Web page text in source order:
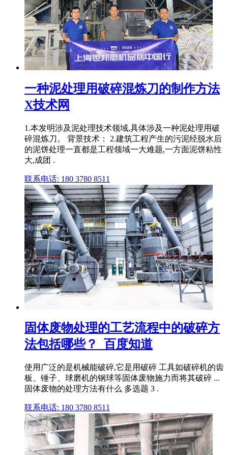
一种泥处理用破碎混炼刀的制作方法
X技术网
1.本发明涉及泥处理技术领域,具体涉及一种泥处理用破
碎混炼刀。 背景技术： 2.建筑工程产生的污泥经脱水后
的泥饼处理一直都是工程领域一大难题,一方面泥饼粘性
大,成团 .
联系电话: 180 3780 8511
固体废物处理的工艺流程中的破碎方
法包括哪些？_百度知道
使用广泛的是机械能破碎,它是用破碎 工具如破碎机的齿
板、锤子、球磨机的钢球等固体废物施力而将其破碎 ...
固体废物的处理方法有什么 多选题 3 .
联系电话: 180 3780 8511